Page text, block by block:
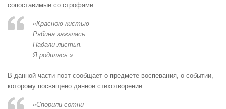
сопоставимые со строфами.
«Красною кистью
Рябина зажглась.
Падали листья.
Я родилась.»
В данной части поэт сообщает о предмете воспевания, о событии,
которому посвящено данное стихотворение.
«Спорили сотни